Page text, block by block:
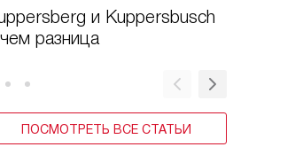
и Kuppersbusch
разница
ПОСМОТРЕТЬ ВСЕ СТАТЬИ